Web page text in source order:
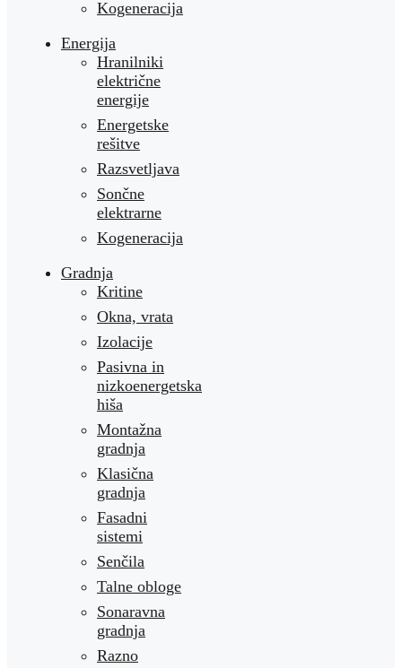
Kogeneracija
Energija
Hranilniki
električne
energije
Energetske
rešitve
Razsvetljava
Sončne
elektrarne
Kogeneracija
Gradnja
Kritine
Okna, vrata
Izolacije
Pasivna in
nizkoenergetska
hiša
Montažna
gradnja
Klasična
gradnja
Fasadni
sistemi
Senčila
Talne obloge
Sonaravna
gradnja
Razno